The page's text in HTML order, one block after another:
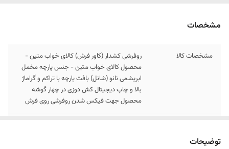
مشخصات
مشخصات کالا
روفرشی کشدار (کاور فرش) کالای خواب متین -
محصول کالای خواب متین - جنس پارچه مخمل
ابریشمی نانو (شانل) بافت پارچه با تراکم و گراماژ
بالا و چاپ دیجیتال کش دوزی در چهار گوشه
محصول جهت فیکس شدن روفرشی روی فرش
توضیحات